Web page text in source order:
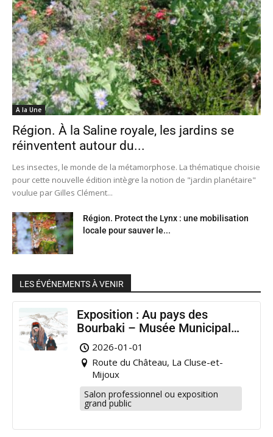
A la Une
Région. À la Saline royale, les jardins se
réinventent autour du...
Les insectes, le monde de la métamorphose. La thématique choisie
pour cette nouvelle édition intègre la notion de "jardin planétaire"
voulue par Gilles Clément...
Région. Protect the Lynx : une mobilisation
locale pour sauver le...
LES ÉVÉNEMENTS À VENIR
Exposition : Au pays des
Bourbaki – Musée Municipal
Pontarlier
2026-01-01
Route du Château, La Cluse-et-
Mijoux
Salon professionnel ou exposition
grand public